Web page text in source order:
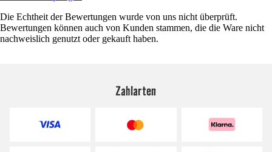
Die Echtheit der Bewertungen wurde von uns nicht überprüft.
Bewertungen können auch von Kunden stammen, die die Ware nicht
nachweislich genutzt oder gekauft haben.
Zahlarten